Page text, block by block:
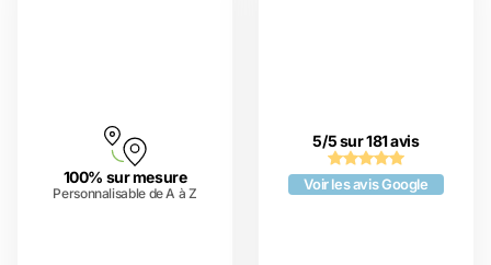
100% sur mesure
Personnalisable de A à Z
5/5 sur 181 avis
Voir les avis Google